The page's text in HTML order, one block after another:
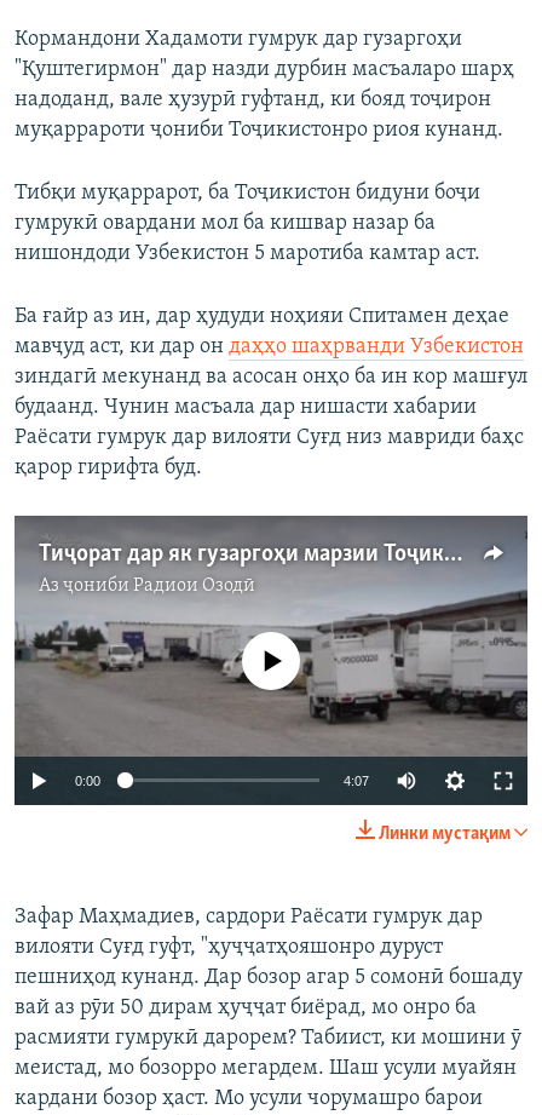
Кормандони Хадамоти гумрук дар гузаргоҳи
"Қуштегирмон" дар назди дурбин масъаларо шарҳ
надоданд, вале ҳузурӣ гуфтанд, ки бояд тоҷирон
муқаррароти ҷониби Тоҷикистонро риоя кунанд.
Тибқи муқаррарот, ба Тоҷикистон бидуни боҷи
гумрукӣ овардани мол ба кишвар назар ба
нишондоди Узбекистон 5 маротиба камтар аст.
Ба ғайр аз ин, дар ҳудуди ноҳияи Спитамен деҳае
мавҷуд аст, ки дар он даҳҳо шаҳрванди Узбекистон
зиндагӣ мекунанд ва асосан онҳо ба ин кор машғул
будаанд. Чунин масъала дар нишасти хабарии
Раёсати гумрук дар вилояти Суғд низ мавриди баҳс
қарор гирифта буд.
Тиҷорат дар як гузаргоҳи марзии Тоҷикистону Узбекистон кам шудааст
Аз ҷониби Радиои Озодӣ
720p 1080p
Феълан кор намекунад
0:00 4:07
720p
1080p
Линки мустақим
Зафар Маҳмадиев, сардори Раёсати гумрук дар
вилояти Суғд гуфт, "ҳуҷҷатҳояшонро дуруст
пешниҳод кунанд. Дар бозор агар 5 сомонӣ бошаду
вай аз рӯи 50 дирам ҳуҷҷат биёрад, мо онро ба
расмияти гумрукӣ дарорем? Табиист, ки мошини ӯ
меистад, мо бозорро мегардем. Шаш усули муайян
кардани бозор ҳаст. Мо усули чорумашро барои